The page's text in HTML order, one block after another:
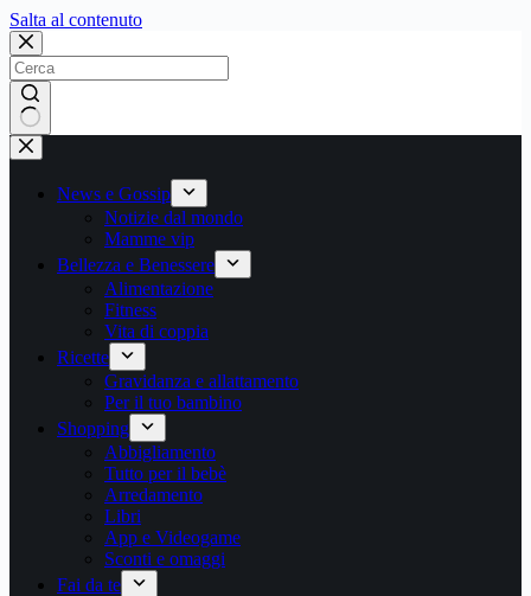
Salta al contenutoSalta
contenuto
Nessun
risultato
News e Gossip
Notizie dal mondo
Mamme vip
Bellezza e Benessere
Alimentazione
Fitness
Vita di coppia
Ricette
Gravidanza e allattamento
Per il tuo bambino
Shopping
Abbigliamento
Tutto per il bebè
Arredamento
Libri
App e Videogame
Sconti e omaggi
Fai da te